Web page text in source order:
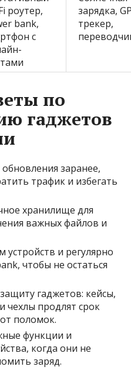
роутер,
bank,
с
зарядка,
трекер,
по
гаджетов
заранее,
трафик и избегать
хранилище для
важных файлов и
устройств и регулярно
чтобы не остаться
гаджетов: кейсы,
чехлы продлят срок
поломок.
функции и
когда они не
заряд.